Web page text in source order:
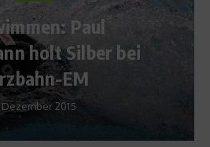
Zwischen Ruhe und
Vergnügungspark –
vadis, Alpenland?